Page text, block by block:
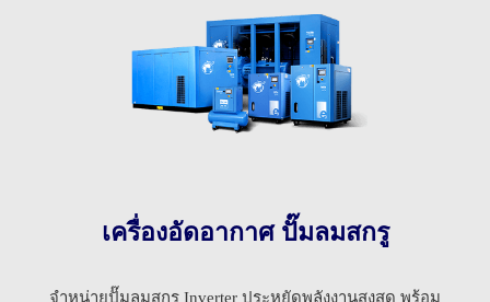
เครื่องอัดอากาศ ปั๊มลมสกรู
จำหน่ายปั๊มลมสกรู Inverter ประหยัดพลังงานสูงสุด พร้อม